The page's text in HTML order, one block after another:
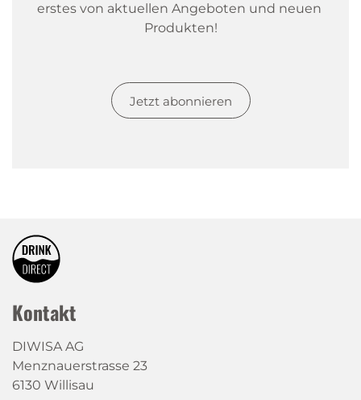
erstes von aktuellen Angeboten und neuen
Produkten!
Jetzt abonnieren
Kontakt
DIWISA AG
Menznauerstrasse 23
6130 Willisau